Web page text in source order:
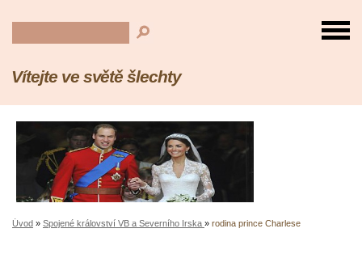
Vítejte ve světě šlechty
Úvod » Spojené království VB a Severního Irska » rodina prince Charlese